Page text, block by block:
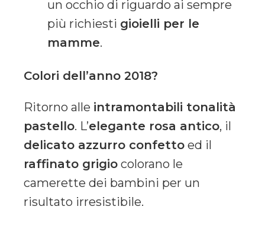
un occhio di riguardo ai sempre
più richiesti gioielli per le
mamme.
Colori dell’anno 2018?
Ritorno alle intramontabili tonalità
pastello. L’elegante rosa antico, il
delicato azzurro confetto ed il
raffinato grigio colorano le
camerette dei bambini per un
risultato irresistibile.